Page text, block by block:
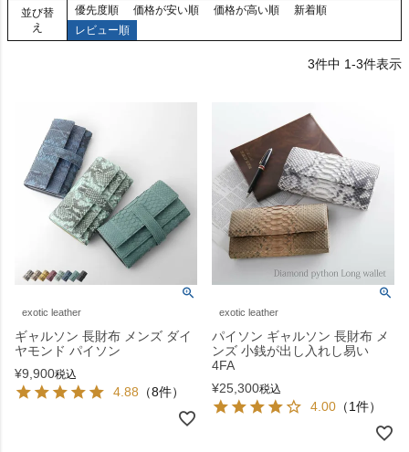
並び替
え
優先度順 価格が安い順 価格が高い順
新着順
レビュー順
3件中 1-3件表示
exotic leather
ギャルソン 長財布 メンズ ダイ
ヤモンド パイソン
¥9,900税込
4.88 （8件）
exotic leather
パイソン ギャルソン 長財布 メ
ンズ 小銭が出し入れし易い
4FA
¥25,300税込
4.00 （1件）